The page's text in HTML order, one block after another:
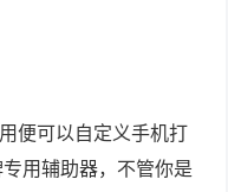
便可以自定义手机打
用辅助器，不管你是